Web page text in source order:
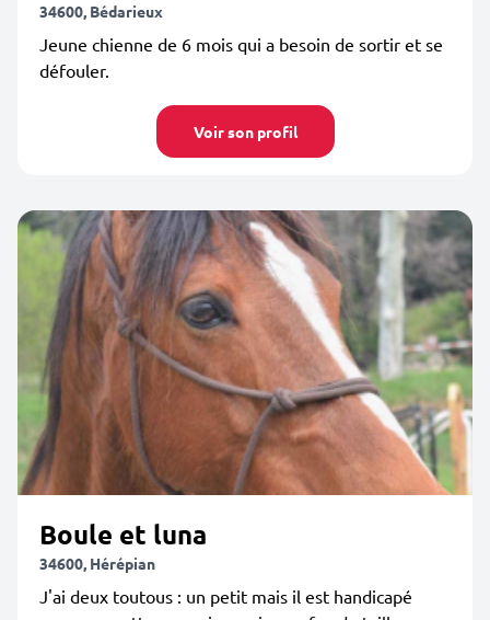
34600, Bédarieux
Jeune chienne de 6 mois qui a besoin de sortir et se
défouler.
Voir son profil
Boule et luna
34600, Hérépian
J'ai deux toutous : un petit mais il est handicapé